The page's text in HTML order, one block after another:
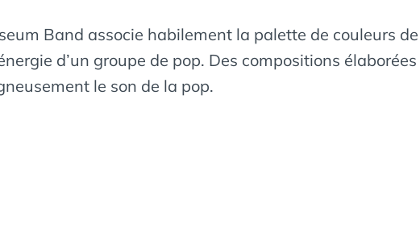
Band associe habilement la palette de couleurs
d’un groupe de pop. Des compositions
le son de la pop.